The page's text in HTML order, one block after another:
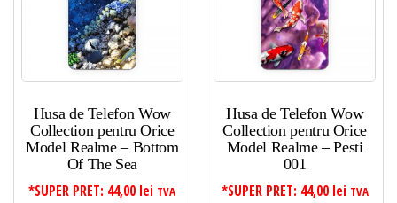
Husa de Telefon Wow
Collection pentru Orice
Model Realme – Bottom
Of The Sea
*SUPER PRET: 44,00 lei TVA
Husa de Telefon Wow
Collection pentru Orice
Model Realme – Pesti
001
*SUPER PRET: 44,00 lei TVA